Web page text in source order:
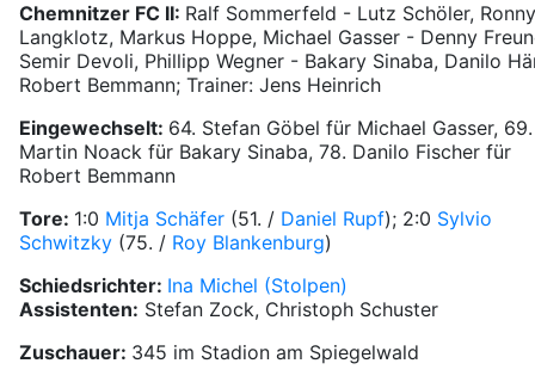
Chemnitzer FC II: Ralf Sommerfeld - Lutz Schöler, Ronny
Langklotz, Markus Hoppe, Michael Gasser - Denny
Semir Devoli, Phillipp Wegner - Bakary Sinaba, Danilo
Robert Bemmann; Trainer: Jens Heinrich
Eingewechselt: 64. Stefan Göbel für Michael Gasser, 69.
Martin Noack für Bakary Sinaba, 78. Danilo Fischer für
Robert Bemmann
Tore: 1:0 Mitja Schäfer (51. / Daniel Rupf); 2:0 Sylvio
Schwitzky (75. / Roy Blankenburg)
Schiedsrichter: Ina Michel (Stolpen)
Assistenten: Stefan Zock, Christoph Schuster
Zuschauer: 345 im Stadion am Spiegelwald